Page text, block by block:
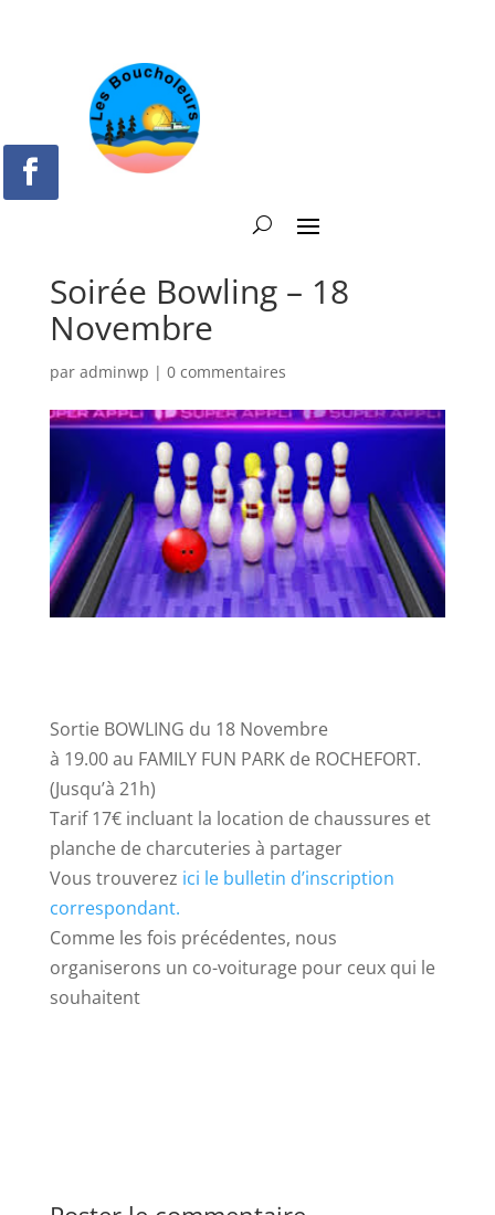
Soirée Bowling – 18
Novembre
par adminwp | 0 commentaires
Sortie BOWLING du 18 Novembre
à 19.00 au FAMILY FUN PARK de ROCHEFORT.
(Jusqu’à 21h)
Tarif 17€ incluant la location de chaussures et
planche de charcuteries à partager
Vous trouverez ici le bulletin d’inscription
correspondant.
Comme les fois précédentes, nous
organiserons un co-voiturage pour ceux qui le
souhaitent